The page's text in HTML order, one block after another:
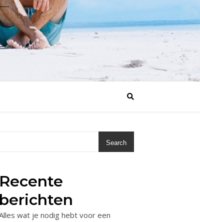
Search
Recente
berichten
wat je nodig hebt voor een